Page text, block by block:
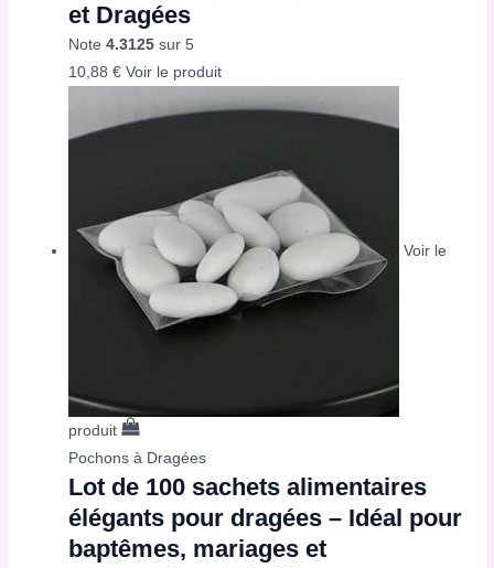
et Dragées
Note4.3125 sur 5
10,88€ Voir le produit
Voir le
produit
Pochons à Dragées
Lot de 100 sachets alimentaires
élégants pour dragées – Idéal pour
baptêmes, mariages et